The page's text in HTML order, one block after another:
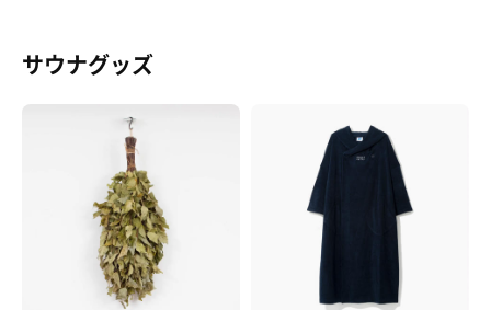
サウナグッズ